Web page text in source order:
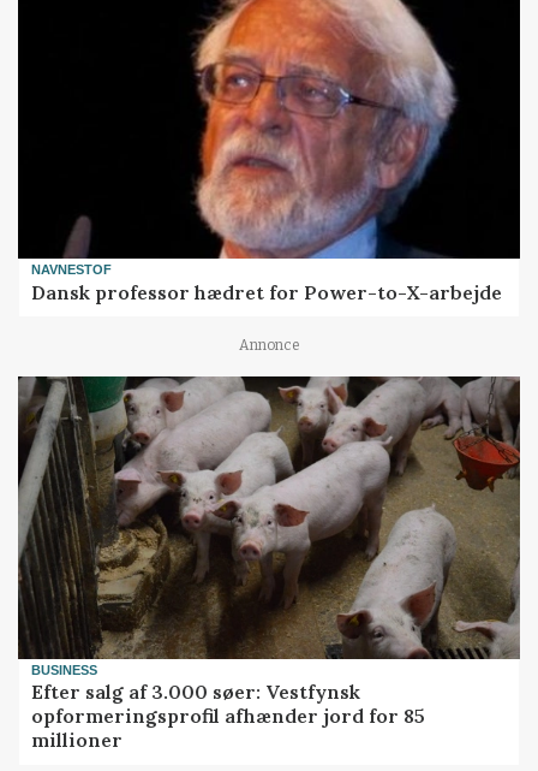
NAVNESTOF
Dansk professor hædret for Power-to-X-arbejde
Annonce
BUSINESS
Efter salg af 3.000 søer: Vestfynsk
opformeringsprofil afhænder jord for 85
millioner